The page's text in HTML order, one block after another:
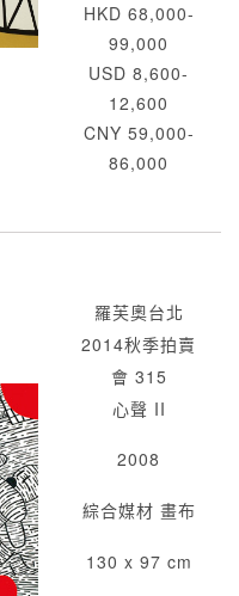
HKD 68,000-
99,000
USD 8,600-
12,600
CNY 59,000-
86,000
羅芙奧台北
2014秋季拍賣
會 315
心聲 II
2008
綜合媒材 畫布
130 x 97 cm